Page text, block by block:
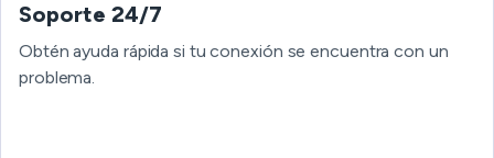
Soporte 24/7
Obtén ayuda rápida si tu conexión se encuentra con un
problema.